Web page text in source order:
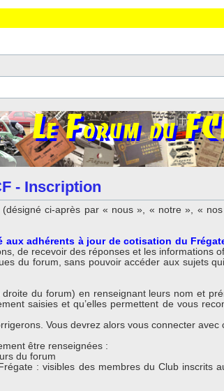
- Inscription
ci-après par « nous », « notre », «
aux adhérents à jour de cotisation du
de recevoir des réponses et les informations
du forum, sans pouvoir accéder aux sujets
du forum) en renseignant leurs nom et
saisies et qu’elles permettent de vous
Vous devrez alors vous connecter avec
être renseignées :
du forum
: visibles des membres du Club inscrits